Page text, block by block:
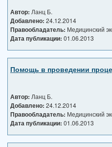
Автор: Ланц Б.
Добавлено: 24.12.2014
Правообладатель: Медицинский
Дата публикации: 01.06.2013
Помощь в проведении
Автор: Ланц Б.
Добавлено: 24.12.2014
Правообладатель: Медицинский
Дата публикации: 01.06.2013